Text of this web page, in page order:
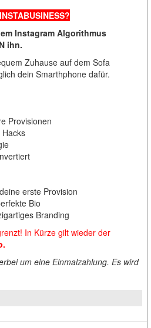
Instagram Algorithmus
ihn.
Zuhause auf dem Sofa
dein Smarthphone dafür.
Provisionen
erste Provision
Bio
Branding
In Kürze gilt wieder der
.
um eine Einmalzahlung. Es wird